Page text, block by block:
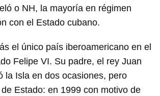
SESIÓN CANCELAR
o NH, la mayoría en régimen
con el Estado cubano.
el único país iberoamericano en el
Felipe VI. Su padre, el rey Juan
la Isla en dos ocasiones, pero
Estado: en 1999 con motivo de